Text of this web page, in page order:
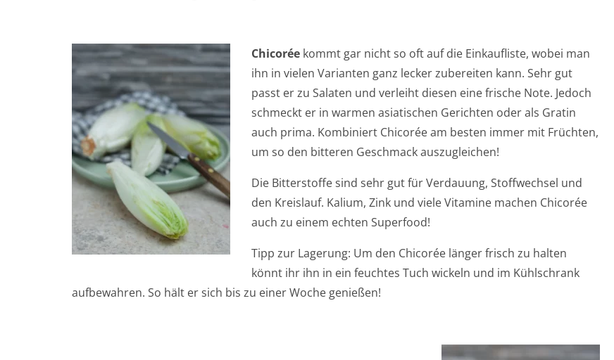
Chicorée kommt gar nicht so oft auf die Einkaufliste, wobei man
ihn in vielen Varianten ganz lecker zubereiten kann. Sehr gut
passt er zu Salaten und verleiht diesen eine frische Note. Jedoch
schmeckt er in warmen asiatischen Gerichten oder als Gratin
auch prima. Kombiniert Chicorée am besten immer mit Früchten,
um so den bitteren Geschmack auszugleichen!
Die Bitterstoffe sind sehr gut für Verdauung, Stoffwechsel und
den Kreislauf. Kalium, Zink und viele Vitamine machen Chicorée
auch zu einem echten Superfood!
Tipp zur Lagerung: Um den Chicorée länger frisch zu halten
könnt ihr ihn in ein feuchtes Tuch wickeln und im Kühlschrank
aufbewahren. So hält er sich bis zu einer Woche genießen!